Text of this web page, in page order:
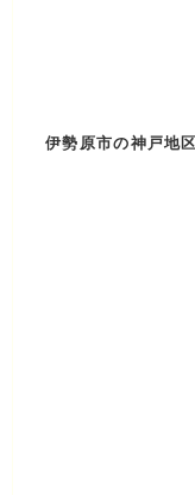
伊勢原市の神戸地